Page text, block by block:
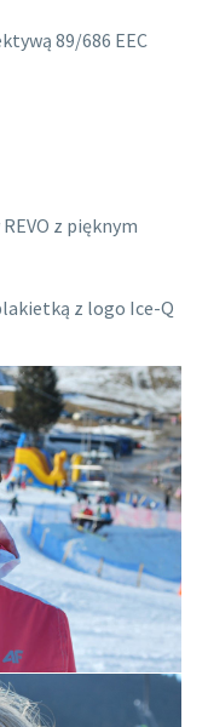
89/686 EEC
z pięknym
z logo Ice-Q